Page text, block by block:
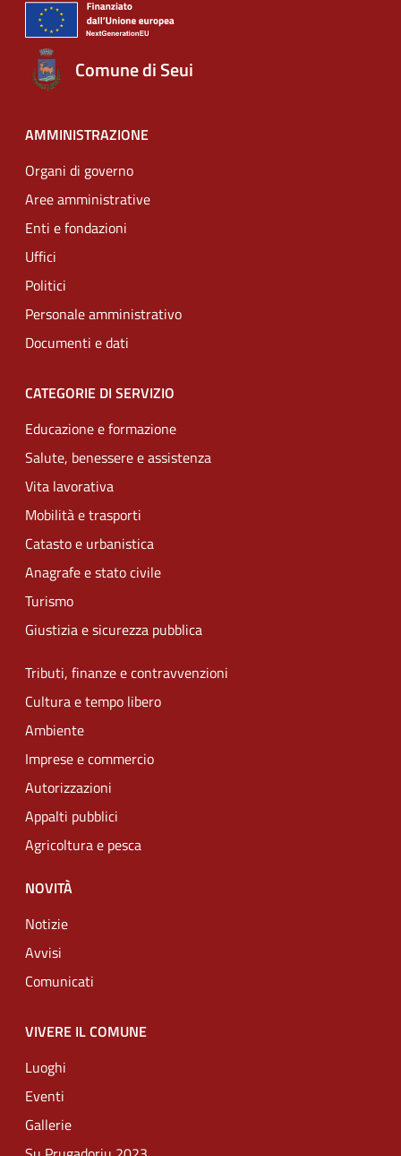
Comune di Seui
AMMINISTRAZIONE
Organi di governo
Aree amministrative
Enti e fondazioni
Uffici
Politici
Personale amministrativo
Documenti e dati
CATEGORIE DI SERVIZIO
Educazione e formazione
Salute, benessere e assistenza
Vita lavorativa
Mobilità e trasporti
Catasto e urbanistica
Anagrafe e stato civile
Turismo
Giustizia e sicurezza pubblica
Tributi, finanze e contravvenzioni
Cultura e tempo libero
Ambiente
Imprese e commercio
Autorizzazioni
Appalti pubblici
Agricoltura e pesca
NOVITÀ
Notizie
Avvisi
Comunicati
VIVERE IL COMUNE
Luoghi
Eventi
Gallerie